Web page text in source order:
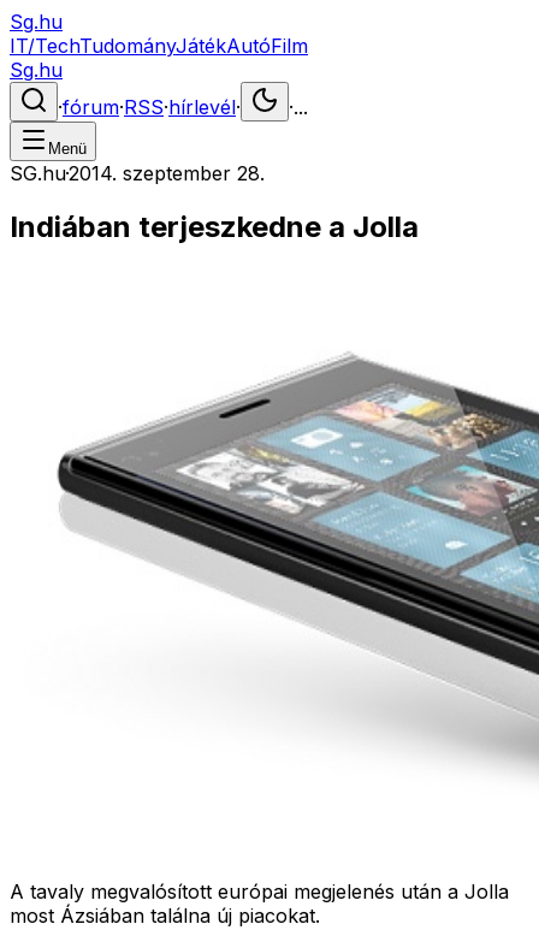
Sg.hu
IT/TechTudományJátékAutóFilm
Sg.hu
·fórum·RSS·hírlevél· ·...
Menü
SG.hu·2014. szeptember 28.
Indiában terjeszkedne a Jolla
A tavaly megvalósított európai megjelenés után a Jolla
most Ázsiában találna új piacokat.